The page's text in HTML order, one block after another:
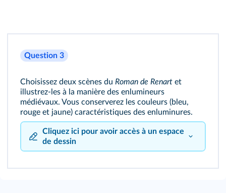
Question 3
Choisissez deux scènes du Roman de Renart et
illustrez-les à la manière des enlumineurs
médiévaux. Vous conserverez les couleurs (bleu,
rouge et jaune) caractéristiques des enluminures.
Cliquez ici pour avoir accès à un espace
de dessin